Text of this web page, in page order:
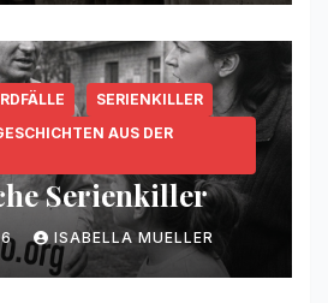
SERIENKILLER
AUS DER
Serienkiller
ISABELLA MUELLER